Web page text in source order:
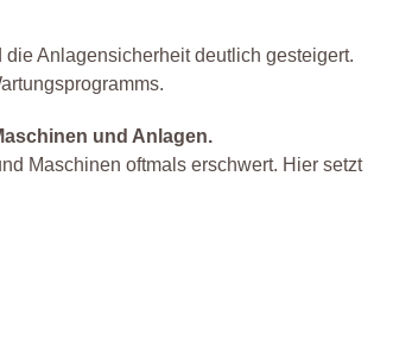
Anlagensicherheit deutlich gesteigert.
und Anlagen.
Maschinen oftmals erschwert. Hier setzt